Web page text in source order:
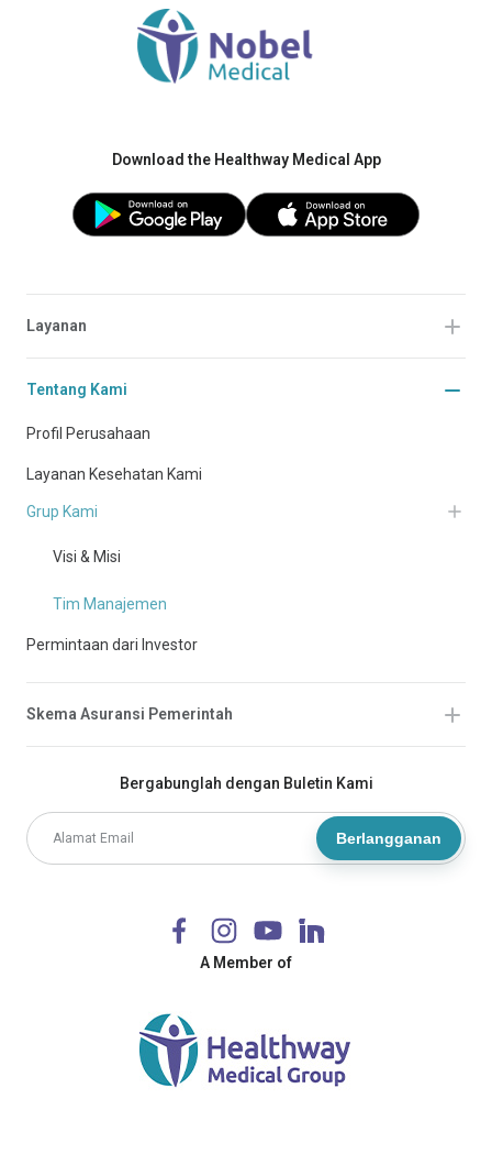
Download the Healthway Medical App
Bergabunglah dengan Buletin Kami
Berlangganan
A Member of
Layanan
Tentang Kami
Profil Perusahaan
Layanan Kesehatan Kami
Grup Kami
Visi & Misi
Tim Manajemen
Permintaan dari Investor
Skema Asuransi Pemerintah